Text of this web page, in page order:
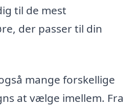
til de mest
der passer til din
mange forskellige
at vælge imellem. Fra